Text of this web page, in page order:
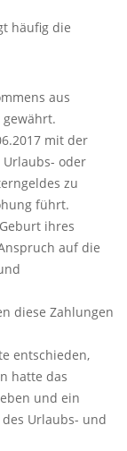
häufig die
aus
mit der
Urlaubs- oder
zu
führt.
ihres
auf die
diese Zahlungen
entschieden,
hatte das
und ein
Urlaubs- und